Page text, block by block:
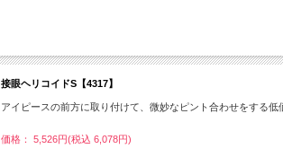
接眼ヘリコイドS【4317】
アイピースの前方に取り付けて、微妙なピント合わせをする低
価格： 5,526円(税込 6,078円)